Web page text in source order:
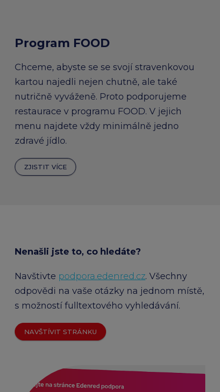
Program FOOD
Chceme, abyste se se svojí stravenkovou
kartou najedli nejen chutně, ale také
nutričně vyváženě. Proto podporujeme
restaurace v programu FOOD. V jejich
menu najdete vždy minimálně jedno
zdravé jídlo.
ZJISTIT VÍCE
Nenašli jste to, co hledáte?
Navštivte podpora.edenred.cz. Všechny
odpovědi na vaše otázky na jednom místě,
s možností fulltextového vyhledávání.
NAVŠTÍVIT STRÁNKU